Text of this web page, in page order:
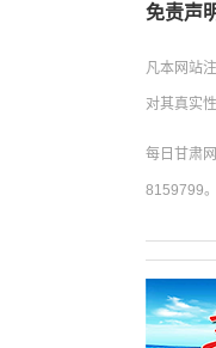
免责声
凡本网站
对其真实
每日甘肃
8159799。